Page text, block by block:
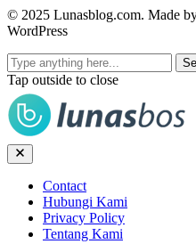
© 2025 Lunasblog.com. Made
WordPress
Tap outside to close
Contact
Hubungi Kami
Privacy Policy
Tentang Kami